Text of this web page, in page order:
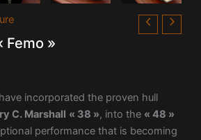
Femo »
incorporated the proven hull
C. Marshall « 38 », into the « 48 »
performance that is becoming